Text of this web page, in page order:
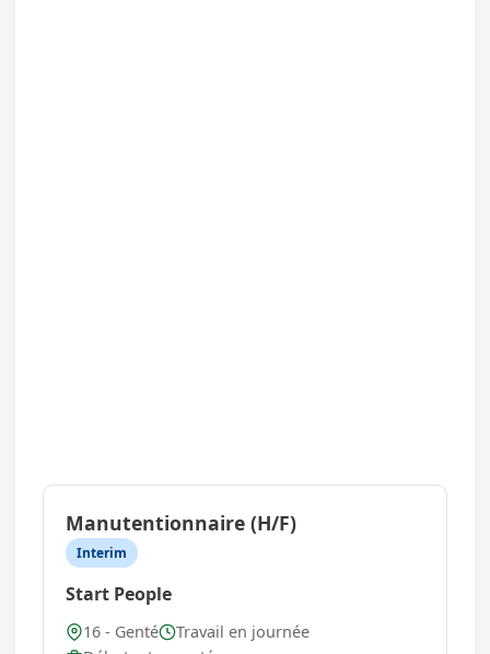
Manutentionnaire (H/F)
Interim
Start People
16 - Genté
Travail en journée